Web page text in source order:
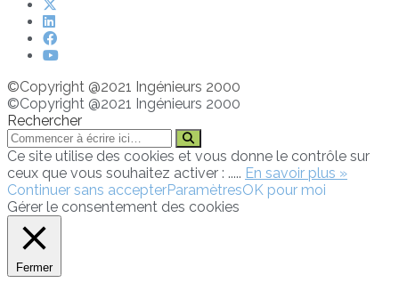
©Copyright @2021 Ingénieurs 2000
©Copyright @2021 Ingénieurs 2000
Rechercher
Ce site utilise des cookies et vous donne le contrôle sur
ceux que vous souhaitez activer : ..... En savoir plus »
Continuer sans accepterParamètresOK pour moi
Gérer le consentement des cookies
Fermer